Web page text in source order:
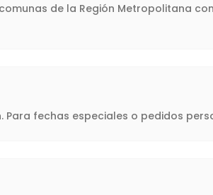
de la Región Metropolitana
fechas especiales o pedidos